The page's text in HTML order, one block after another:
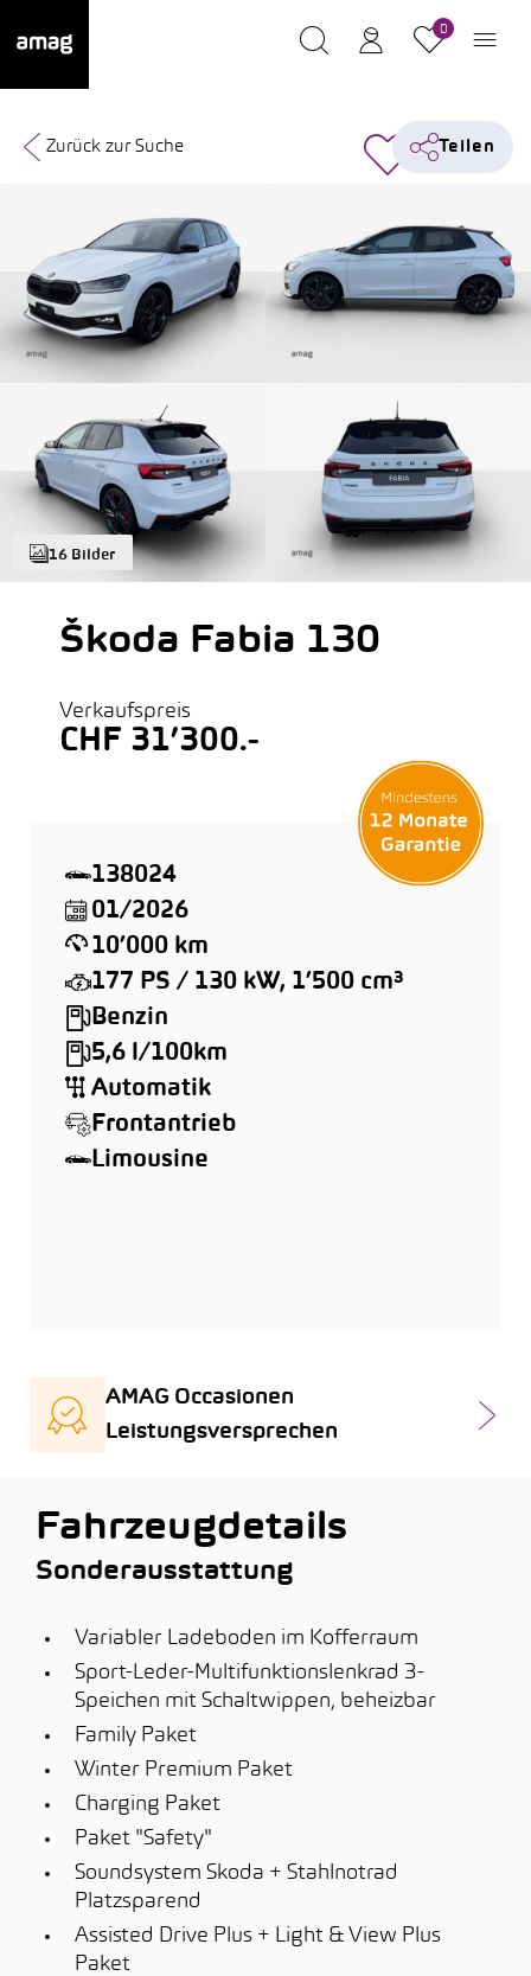
0
16 Bilder
Zurück zur Suche Teilen
Škoda Fabia 130
Verkaufspreis
CHF 31’300.-
138024
01/2026
10’000 km
177 PS / 130 kW, 1’500 cm³
Benzin
5,6 l/100km
Automatik
Frontantrieb
Limousine
AMAG Occasionen
Leistungsversprechen
Fahrzeugdetails
Sonderausstattung
Variabler Ladeboden im Kofferraum
Sport-Leder-Multifunktionslenkrad 3-
Speichen mit Schaltwippen, beheizbar
Family Paket
Winter Premium Paket
Charging Paket
Paket "Safety"
Soundsystem Skoda + Stahlnotrad
Platzsparend
Assisted Drive Plus + Light & View Plus
Paket